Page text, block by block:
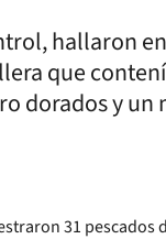
hallaron
que
dorados y un